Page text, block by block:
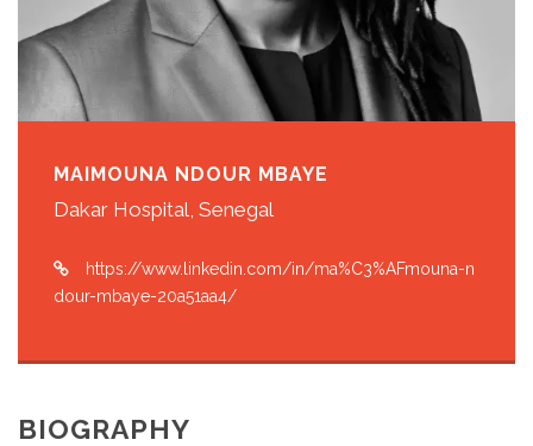
MAIMOUNA NDOUR MBAYE
Dakar Hospital, Senegal
https://www.linkedin.com/in/ma%C3%AFmouna-n
dour-mbaye-20a51aa4/
BIOGRAPHY